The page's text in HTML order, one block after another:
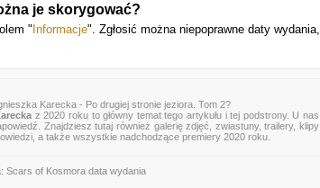
je skorygować?
" Informacje". Zgłosić można niepoprawne daty wydania,
Karecka - Po drugiej stronie jeziora. Tom 2?
z 2020 roku to główny temat tego artykułu i tej podstrony. U nas
Znajdziesz tutaj również galerię zdjęć, zwiastuny, trailery, klipy
a także wszystkie nadchodzące premiery 2020 roku.
Scars of Kosmora data wydania